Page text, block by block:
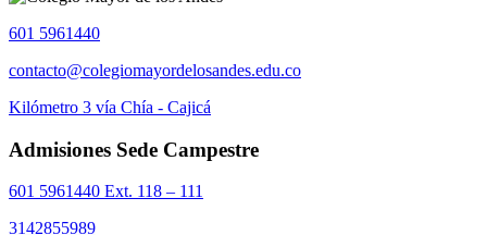
601 5961440
contacto@colegiomayordelosandes.edu.co
Kilómetro 3 vía Chía - Cajicá
Admisiones Sede Campestre
601 5961440 Ext. 118 – 111
3142855989